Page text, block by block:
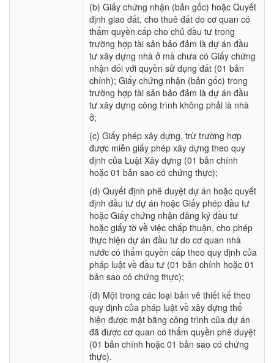
(b) Giấy chứng nhận (bản gốc) hoặc Quyết
định giao đất, cho thuê đất do cơ quan có
thẩm quyền cấp cho chủ đầu tư trong
trường hợp tài sản bảo đảm là dự án đầu
tư xây dựng nhà ở mà chưa có Giấy chứng
nhận đối với quyền sử dụng đất (01 bản
chính); Giấy chứng nhận (bản gốc) trong
trường hợp tài sản bảo đảm là dự án đầu
tư xây dựng công trình không phải là nhà
ở;
(c) Giấy phép xây dựng, trừ trường hợp
được miễn giấy phép xây dựng theo quy
định của Luật Xây dựng (01 bản chính
hoặc 01 bản sao có chứng thực);
(d) Quyết định phê duyệt dự án hoặc quyết
định đầu tư dự án hoặc Giấy phép đầu tư
hoặc Giấy chứng nhận đăng ký đầu tư
hoặc giấy tờ về việc chấp thuận, cho phép
thực hiện dự án đầu tư do cơ quan nhà
nước có thẩm quyền cấp theo quy định của
pháp luật về đầu tư (01 bản chính hoặc 01
bản sao có chứng thực);
(đ) Một trong các loại bản vẽ thiết kế theo
quy định của pháp luật về xây dựng thể
hiện được mặt bằng công trình của dự án
đã được cơ quan có thẩm quyền phê duyệt
(01 bản chính hoặc 01 bản sao có chứng
thực).